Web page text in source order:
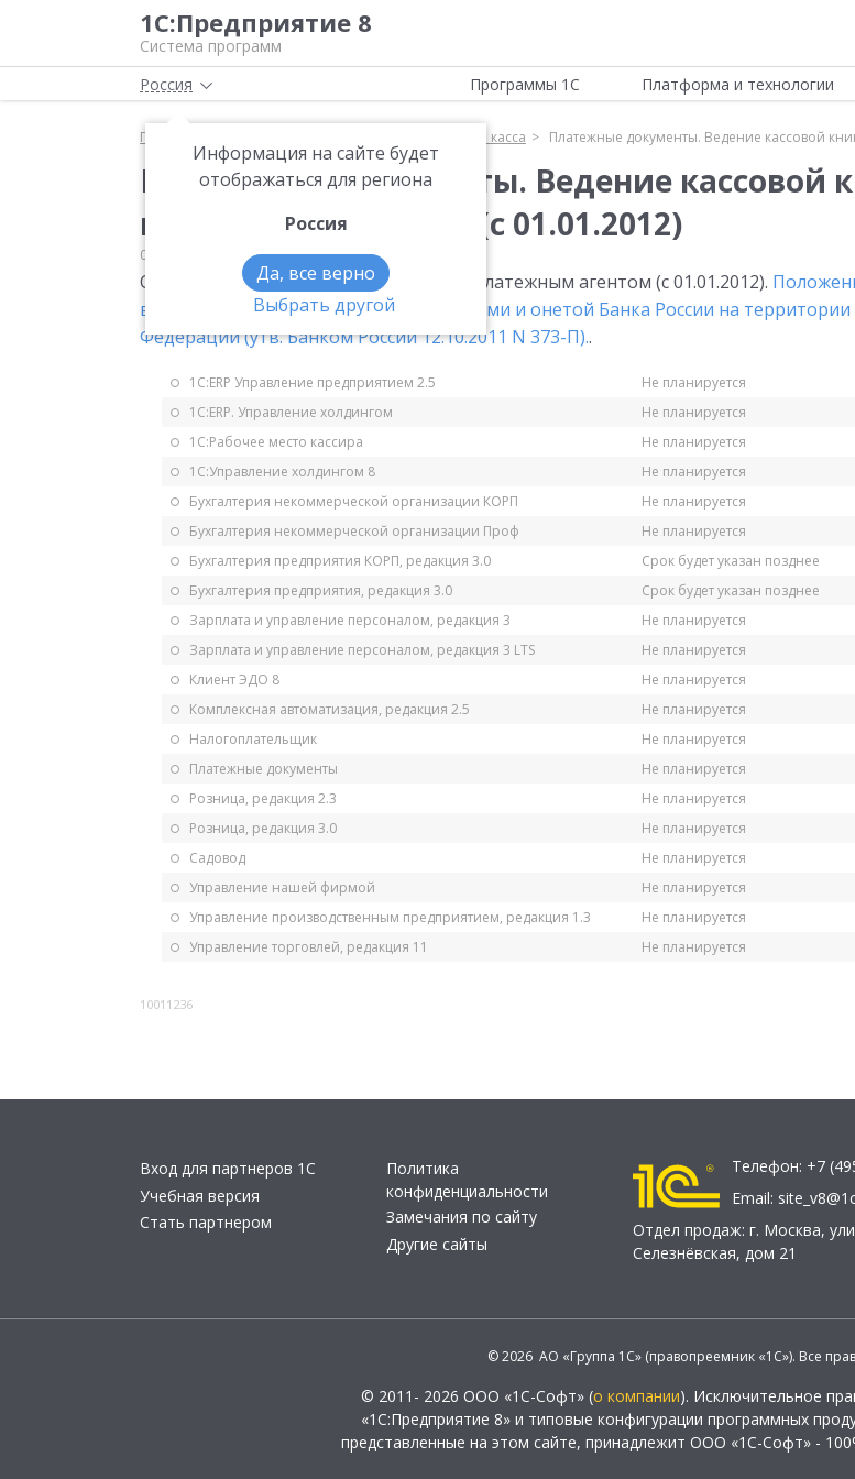
1С:Предприятие 8
Система программ
Россия
Информация на сайте будет
отображаться для региона
Россия
Да, все верно
Выбрать другой
Программы 1С Платформа и технологии
Главная Банк и касса Платежные документы. Ведение кассовой
Платежные документы. Ведение кассовой
платежным агентом (с 01.01.2012)
03.02.2012 Банк и касса
Обеспечение ведения кассовой книги платежным агентом (с 01.01.2012).
ведения кассовых операций с банкнотами и онетой Банка России на территории
Федерации (утв. Банком России 12.10.2011 N 373-П)..
1С:ERP Управление предприятием 2.5
Не планируется
1С:ERP. Управление холдингом
Не планируется
1С:Рабочее место кассира
Не планируется
1С:Управление холдингом 8
Не планируется
Бухгалтерия некоммерческой организации КОРП
Не планируется
Бухгалтерия некоммерческой организации Проф
Не планируется
Бухгалтерия предприятия КОРП, редакция 3.0
Срок будет указан позднее
Бухгалтерия предприятия, редакция 3.0
Срок будет указан позднее
Зарплата и управление персоналом, редакция 3
Не планируется
Зарплата и управление персоналом, редакция 3 LTS
Не планируется
Клиент ЭДО 8
Не планируется
Комплексная автоматизация, редакция 2.5
Не планируется
Налогоплательщик
Не планируется
Платежные документы
Не планируется
Розница, редакция 2.3
Не планируется
Розница, редакция 3.0
Не планируется
Садовод
Не планируется
Управление нашей фирмой
Не планируется
Управление производственным предприятием, редакция 1.3
Не планируется
Управление торговлей, редакция 11
Не планируется
10011236
Вход для партнеров 1С
Учебная версия
Стать партнером
Политика
конфиденциальности
Замечания по сайту
Другие сайты
Телефон: +7
Email:
Отдел продаж: г. Москва,
Селезнёвская, дом 21
© 2026 АО «Группа 1С» (правопреемник «1С»). Все
© 2011- 2026 ООО «1С-Софт» (о компании). Исключительное
«1С:Предприятие 8» и типовые конфигурации программных
представленные на этом сайте, принадлежит ООО «1С-Софт» -